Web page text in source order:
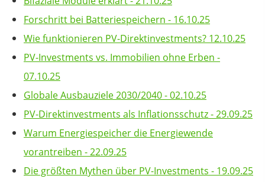
Forschritt bei Batteriespeichern - 16.10.25
Wie funktionieren PV-Direktinvestments? 12.10.25
PV-Investments vs. Immobilien ohne Erben -
07.10.25
Globale Ausbauziele 2030/2040 - 02.10.25
PV-Direktinvestments als Inflationsschutz - 29.09.25
Warum Energiespeicher die Energiewende
vorantreiben - 22.09.25
Die größten Mythen über PV-Investments - 19.09.25